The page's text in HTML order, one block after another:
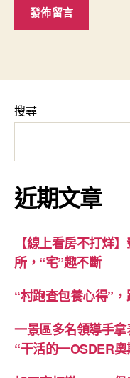
搜尋
近期文章
【線上看房不打烊
所，“宅”趣不斷
“村跑查包養心得”
一景區多名領導手
“干活的一OSDER